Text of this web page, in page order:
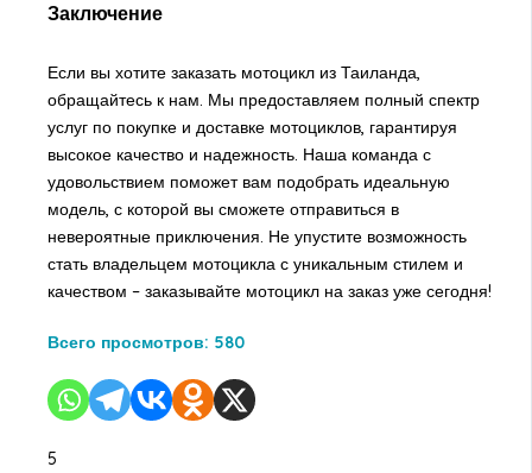
Заключение
Если вы хотите заказать мотоцикл из Таиланда,
обращайтесь к нам. Мы предоставляем полный спектр
услуг по покупке и доставке мотоциклов, гарантируя
высокое качество и надежность. Наша команда с
удовольствием поможет вам подобрать идеальную
модель, с которой вы сможете отправиться в
невероятные приключения. Не упустите возможность
стать владельцем мотоцикла с уникальным стилем и
качеством – заказывайте мотоцикл на заказ уже сегодня!
Всего просмотров: 580
5